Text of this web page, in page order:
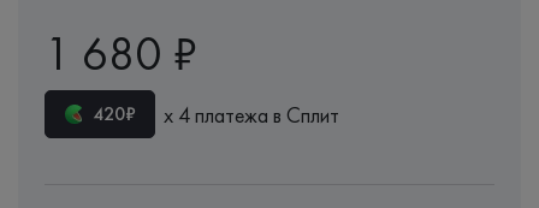
1 680 ₽
420₽ х 4 платежа в Сплит